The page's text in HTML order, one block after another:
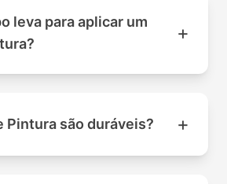
leva para aplicar um
+
Pintura são duráveis? +